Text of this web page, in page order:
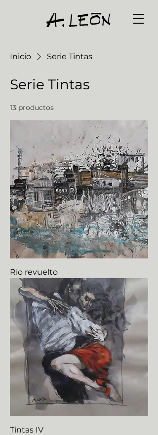
Inicio Serie Tintas
Serie Tintas
13 productos
Rio revuelto
Tintas IV